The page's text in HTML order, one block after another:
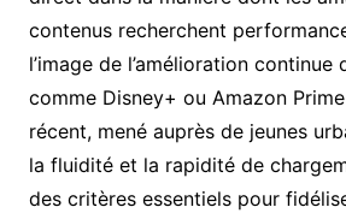
contenus recherchent
l’image de l’amélioration continue
comme Disney+ ou Amazon
récent, mené auprès de jeunes
la fluidité et la rapidité de
des critères essentiels pour